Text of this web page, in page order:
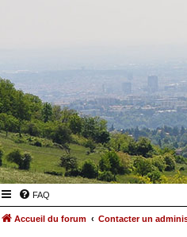
FAQ
Accueil du forum Contacter un